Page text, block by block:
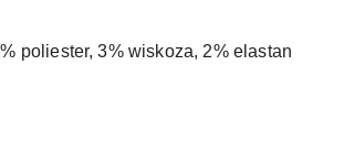
poliester, 3% wiskoza, 2% elastan